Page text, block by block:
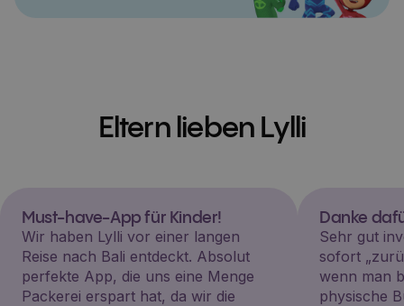
Eltern lieben Lylli
Must-have-App für Kinder!
Wir haben Lylli vor einer langen
Reise nach Bali entdeckt. Absolut
perfekte App, die uns eine Menge
Packerei erspart hat, da wir die
Danke
Sehr gut
sofort
wenn man
physische